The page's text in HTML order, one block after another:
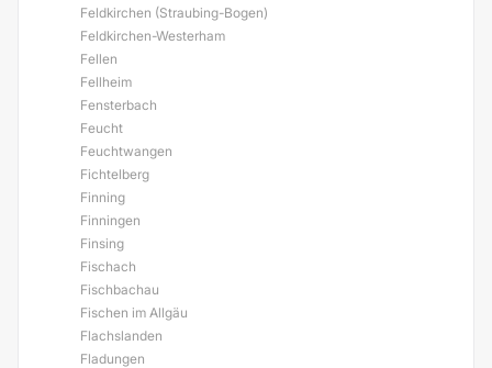
Feldkirchen (Straubing-Bogen)
Feldkirchen-Westerham
Fellen
Fellheim
Fensterbach
Feucht
Feuchtwangen
Fichtelberg
Finning
Finningen
Finsing
Fischach
Fischbachau
Fischen im Allgäu
Flachslanden
Fladungen